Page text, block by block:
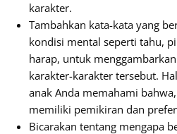
karakter.
Tambahkan kata-kata yang
kondisi mental seperti tahu,
harap, untuk
karakter-karakter tersebut.
anak Anda memahami
memiliki pemikiran dan
Bicarakan tentang mengapa